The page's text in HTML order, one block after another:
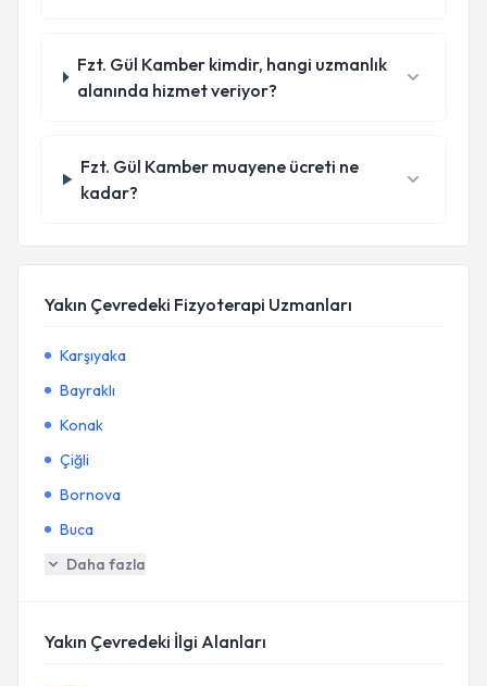
Fzt. Gül Kamber kimdir, hangi uzmanlık
alanında hizmet veriyor?
Fzt. Gül Kamber muayene ücreti ne
kadar?
Yakın Çevredeki Fizyoterapi Uzmanları
Karşıyaka
Bayraklı
Konak
Çiğli
Bornova
Buca
Daha fazla
Yakın Çevredeki İlgi Alanları